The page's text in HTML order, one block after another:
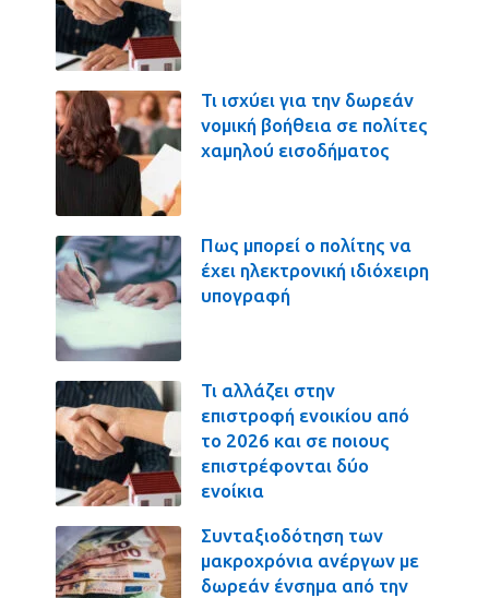
Τι ισχύει για την δωρεάν
νομική βοήθεια σε πολίτες
χαμηλού εισοδήματος
Πως μπορεί ο πολίτης να
έχει ηλεκτρονική ιδιόχειρη
υπογραφή
Τι αλλάζει στην
επιστροφή ενοικίου από
το 2026 και σε ποιους
επιστρέφονται δύο
ενοίκια
Συνταξιοδότηση των
μακροχρόνια ανέργων με
δωρεάν ένσημα από την